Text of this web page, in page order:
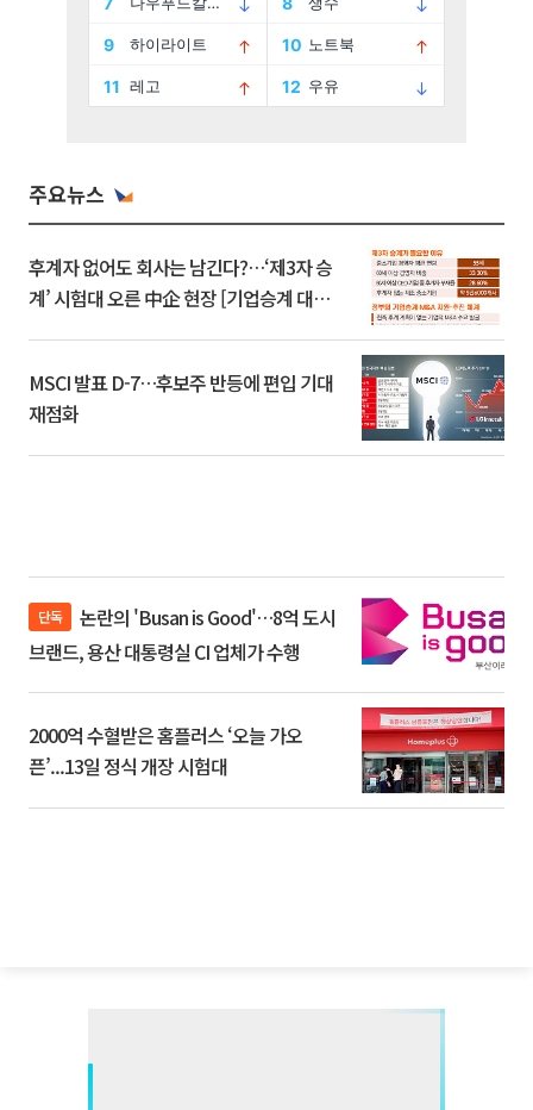
주요뉴스
후계자 없어도 회사는 남긴다?…‘제3자 승
계’ 시험대 오른 中企 현장 [기업승계 대전
MSCI 발표 D-7…후보주 반등에 편입 기대
재점화
단독
브랜드, 용산 대통령실 CI 업체가 수행
2000억 수혈받은 홈플러스 ‘오늘 가오
픈’...13일 정식 개장 시험대